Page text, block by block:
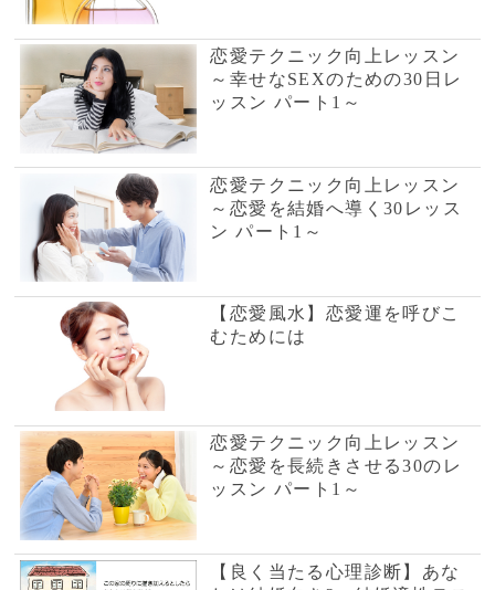
～恋愛を結婚へ導く30レッス
ン パート1～
【恋愛風水】恋愛運を呼びこ
むためには
恋愛テクニック向上レッスン
～恋愛を長続きさせる30のレ
ッスン パート1～
【良く当たる心理診断】あな
たは結婚向き? 結婚適性テス
ト
恋愛テクニック向上レッスン
のレッスン パート1～
その「女子力」、意味ないか
も！？モテる女子力の秘密
エッチをして好かれる女・嫌
われる女